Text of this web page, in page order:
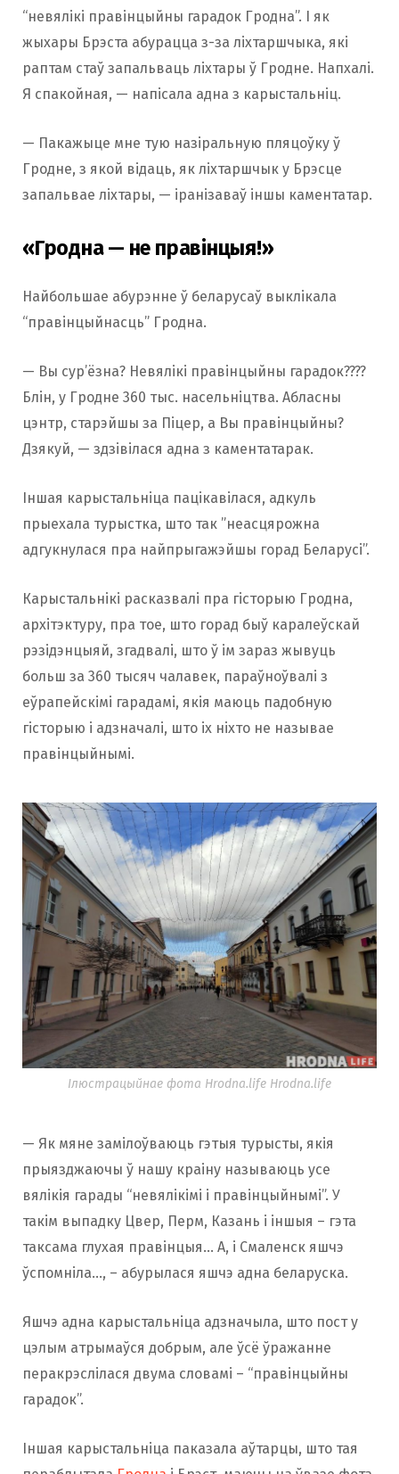
“невялікі правінцыйны гарадок Гродна”. І як
жыхары Брэста абурацца з-за ліхтаршчыка, які
раптам стаў запальваць ліхтары ў Гродне. Напхалі.
Я спакойная, — напісала адна з карыстальніц.
— Пакажыце мне тую назіральную пляцоўку ў
Гродне, з якой відаць, як ліхтаршчык у Брэсце
запальвае ліхтары, — іранізаваў іншы каментатар.
«Гродна — не правінцыя!»
Найбольшае абурэнне ў беларусаў выклікала
“правінцыйнасць” Гродна.
— Вы сур’ёзна? Невялікі правінцыйны гарадок????
Блін, у Гродне 360 тыс. насельніцтва. Абласны
цэнтр, старэйшы за Піцер, а Вы правінцыйны?
Дзякуй, — здзівілася адна з каментатарак.
Іншая карыстальніца пацікавілася, адкуль
прыехала турыстка, што так ”неасцярожна
адгукнулася пра найпрыгажэйшы горад Беларусі”.
Карыстальнікі расказвалі пра гісторыю Гродна,
архітэктуру, пра тое, што горад быў каралеўскай
рэзідэнцыяй, згадвалі, што ў ім зараз жывуць
больш за 360 тысяч чалавек, параўноўвалі з
еўрапейскімі гарадамі, якія маюць падобную
гісторыю і адзначалі, што іх ніхто не называе
правінцыйнымі.
Ілюстрацыйнае фота Hrodna.life Hrodna.life
— Як мяне замілоўваюць гэтыя турысты, якія
прыязджаючы ў нашу краіну называюць усе
вялікія гарады “невялікімі і правінцыйнымі”. У
такім выпадку Цвер, Перм, Казань і іншыя – гэта
таксама глухая правінцыя… А, і Смаленск яшчэ
ўспомніла…, – абурылася яшчэ адна беларуска.
Яшчэ адна карыстальніца адзначыла, што пост у
цэлым атрымаўся добрым, але ўсё ўражанне
перакрэслілася двума словамі – “правінцыйны
гарадок”.
Іншая карыстальніца паказала аўтарцы, што тая